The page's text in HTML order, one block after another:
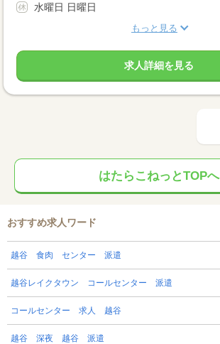
水曜日 日曜日
もっと見る
求人詳細を見る
はたらこねっとTOPへ
おすすめ求人ワード
越谷 食肉 センター 派遣
越谷レイクタウン コールセンター 派遣
コールセンター 求人 越谷
越谷 深夜 越谷 派遣